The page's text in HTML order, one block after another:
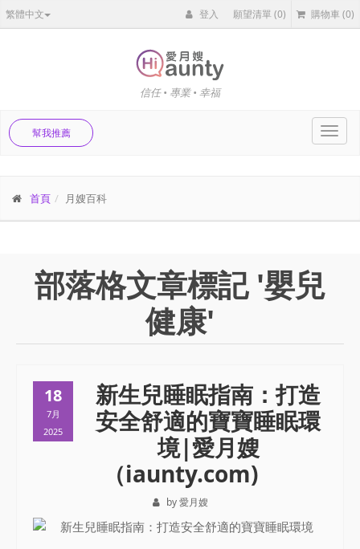
繁體中文 登入 願望清單(0) 購物車 (0)
信任 • 專業 • 幸福
幫我推薦
首頁 月嫂百科
部落格文章標記 '嬰兒
健康'
18
7月
2025
新生兒睡眠指南：打造
安全舒適的寶寶睡眠環
境|愛月嫂
（iaunty.com)
by 愛月嫂